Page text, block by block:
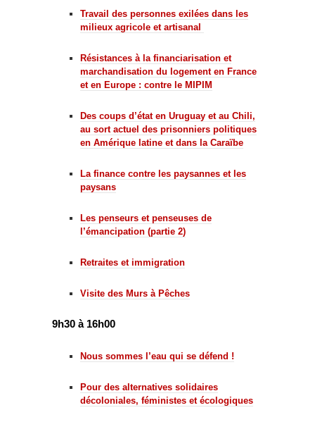
Travail des personnes exilées dans les
milieux agricole et artisanal
Résistances à la financiarisation et
marchandisation du logement en France
et en Europe : contre le MIPIM
Des coups d’état en Uruguay et au Chili,
au sort actuel des prisonniers politiques
en Amérique latine et dans la Caraïbe
La finance contre les paysannes et les
paysans
Les penseurs et penseuses de
l’émancipation (partie 2)
Retraites et immigration
Visite des Murs à Pêches
9h30 à 16h00
Nous sommes l’eau qui se défend !
Pour des alternatives solidaires
décoloniales, féministes et écologiques